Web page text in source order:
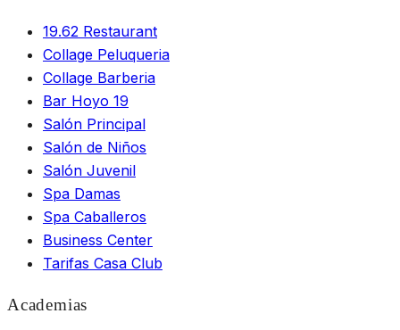
19.62 Restaurant
Collage Peluqueria
Collage Barberia
Bar Hoyo 19
Salón Principal
Salón de Niños
Salón Juvenil
Spa Damas
Spa Caballeros
Business Center
Tarifas Casa Club
Academias